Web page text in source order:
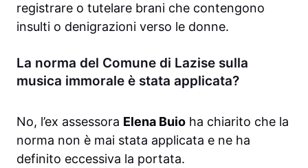
registrare o tutelare brani che contengono
insulti o denigrazioni verso le donne.
La norma del Comune di Lazise sulla
musica immorale è stata applicata?
No, l’ex assessora Elena Buio ha chiarito che la
norma non è mai stata applicata e ne ha
definito eccessiva la portata.